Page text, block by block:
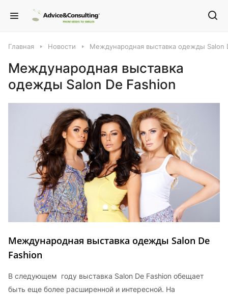
Главная Новости Международная выставка одежды Salon
Международная выставка
одежды Salon De Fashion
Международная выставка одежды Salon De
Fashion
В следующем году выставка Salon De Fashion обещает
быть еще более расширенной и интересной. На